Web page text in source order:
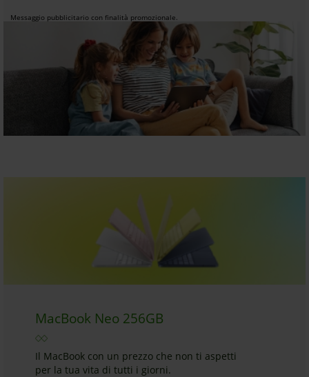
Messaggio pubblicitario con finalità promozionale.
MacBook Neo 256GB
Il MacBook con un prezzo che non ti aspetti
per la tua vita di tutti i giorni.